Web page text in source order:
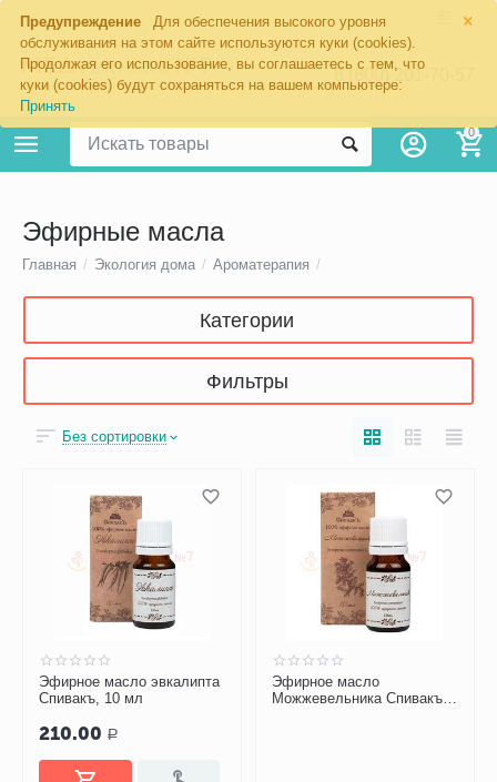
×
Предупреждение
Для обеспечения высокого уровня
обслуживания на этом сайте используются куки (cookies).
Продолжая его использование, вы соглашаетесь с тем, что
куки (cookies) будут сохраняться на вашем компьютере:
Принять
8 (800) 201-70-57
0
Эфирные масла
Главная / Экология дома / Ароматерапия /
Категории
Фильтры
Без сортировки
Эфирное масло эвкалипта
Спивакъ, 10 мл
210.00 Р
Эфирное масло
Можжевельника Спивакъ,